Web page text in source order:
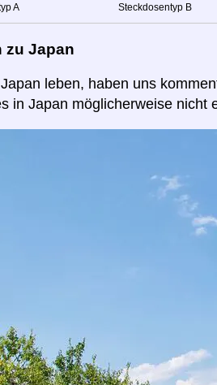
A Steckdosentyp B
zu Japan
leben, haben uns
in Japan möglicherweise nicht